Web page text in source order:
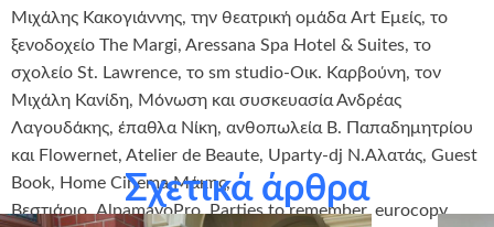
Μιχάλης Κακογιάννης, την θεατρική ομάδα Art Εμείς, το
ξενοδοχείο The Margi, Aressana Spa Hotel & Suites, το
σχολείο St. Lawrence, το sm studio-Οικ. Καρβούνη, τον
Μιχάλη Κανίδη, Μόνωση και συσκευασία Ανδρέας
Λαγουδάκης, έπαθλα Νίκη, ανθοπωλεία Β. Παπαδημητρίου
και Flowernet, Atelier de Beaute, Uparty-dj N.Αλατάς, Guest
Book, Home Cinema Μάκης,
Βεστιάριο, AlpamayoPro, Parties to remember, eurocopy,
Σχετικά άρθρα